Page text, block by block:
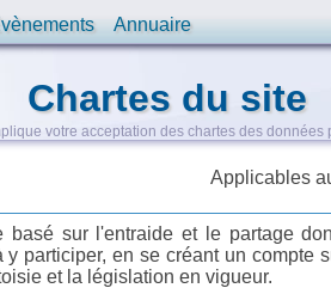
Annuaire
Chartes du site
votre acceptation des chartes des
Applicables
basé sur l'entraide et le partage
participer, en se créant un compte
et la législation en vigueur.